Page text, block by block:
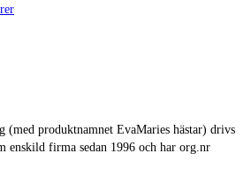
(med produktnamnet EvaMaries hästar) drivs
enskild firma sedan 1996 och har org.nr